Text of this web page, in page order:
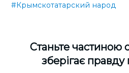
#Крымскотатарский народ
Cтаньте частиною
зберігає